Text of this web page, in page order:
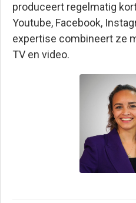
produceert regelmatig
Youtube, Facebook,
expertise combineert ze
TV en video.